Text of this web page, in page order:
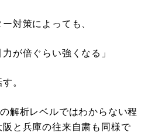
対策によっても、
が倍ぐらい強くなる」
。
解析レベルではわからない程
と兵庫の往来自粛も同様で